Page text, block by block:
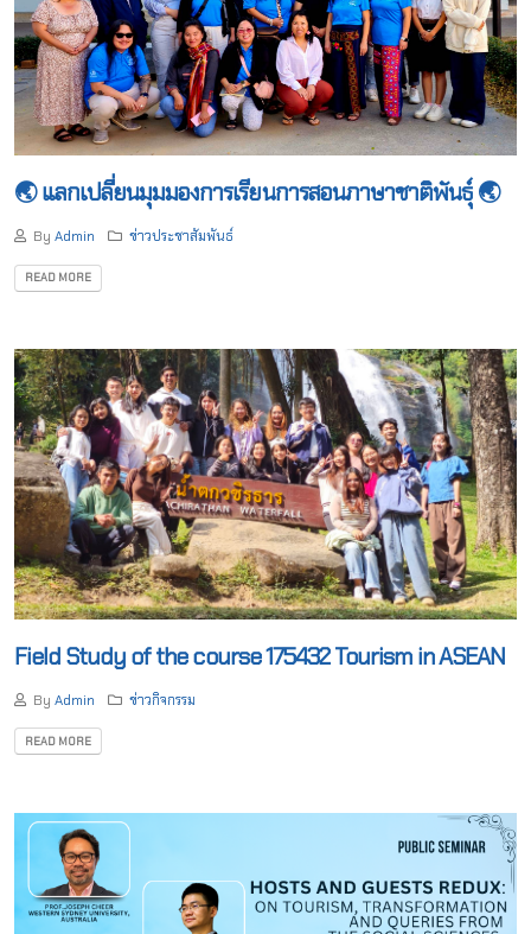
🌏 แลกเปลี่ยนมุมมองการเรียนการสอนภาษาชาติพันธุ์ 🌏
By Admin ข่าวประชาสัมพันธ์
READ MORE
Field Study of the course 175432 Tourism in ASEAN
By Admin ข่าวกิจกรรม
READ MORE